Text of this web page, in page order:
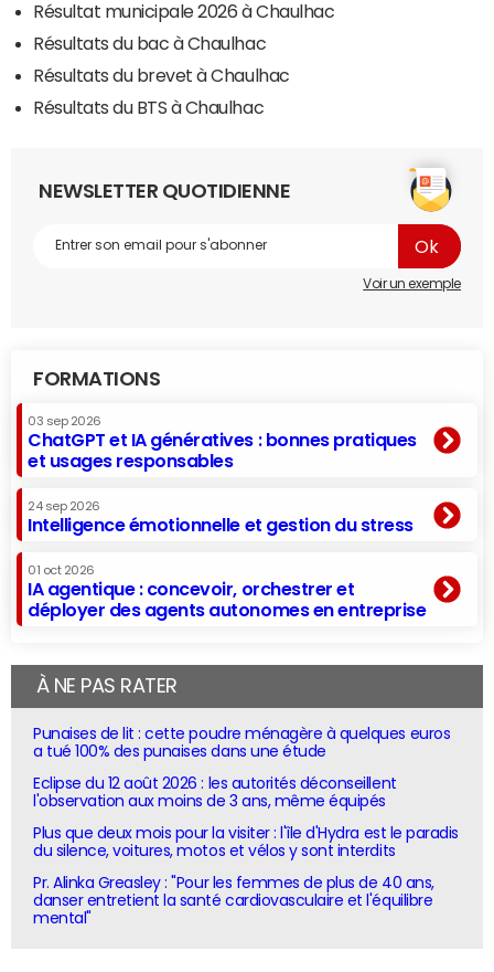
Résultat municipale 2026 à Chaulhac
Résultats du bac à Chaulhac
Résultats du brevet à Chaulhac
Résultats du BTS à Chaulhac
NEWSLETTER QUOTIDIENNE
Voir un exemple
FORMATIONS
03 sep 2026
ChatGPT et IA génératives : bonnes pratiques
et usages responsables
24 sep 2026
Intelligence émotionnelle et gestion du stress
01 oct 2026
IA agentique : concevoir, orchestrer et
déployer des agents autonomes en entreprise
À NE PAS RATER
Punaises de lit : cette poudre ménagère à quelques euros
a tué 100% des punaises dans une étude
Eclipse du 12 août 2026 : les autorités déconseillent
l'observation aux moins de 3 ans, même équipés
Plus que deux mois pour la visiter : l'île d'Hydra est le paradis
du silence, voitures, motos et vélos y sont interdits
Pr. Alinka Greasley : "Pour les femmes de plus de 40 ans,
danser entretient la santé cardiovasculaire et l'équilibre
mental"